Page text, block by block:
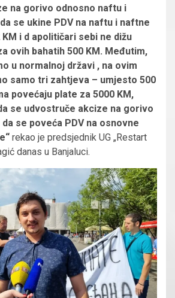
na gorivo odnosno naftu i
se ukine PDV na naftu i naftne
i d apolitičari sebi ne dižu
ovih bahatih 500 KM. Međutim,
u normalnoj državi , na ovim
samo tri zahtjeva – umjesto 500
povećaju plate za 5000 KM,
se udvostruče akcize na gorivo
se poveća PDV na osnovne
rekao je predsjednik UG „Restart
danas u Banjaluci.